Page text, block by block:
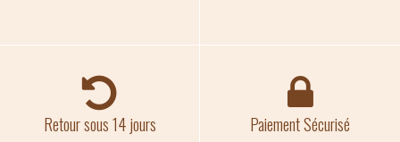
Retour sous 14 jours Paiement Sécurisé